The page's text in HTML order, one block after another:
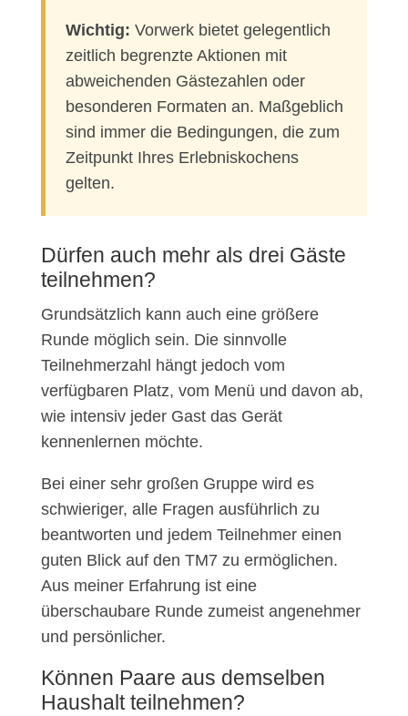
Wichtig: Vorwerk bietet gelegentlich
zeitlich begrenzte Aktionen mit
abweichenden Gästezahlen oder
besonderen Formaten an. Maßgeblich
sind immer die Bedingungen, die zum
Zeitpunkt Ihres Erlebniskochens
gelten.
Dürfen auch mehr als drei Gäste
teilnehmen?
Grundsätzlich kann auch eine größere
Runde möglich sein. Die sinnvolle
Teilnehmerzahl hängt jedoch vom
verfügbaren Platz, vom Menü und davon ab,
wie intensiv jeder Gast das Gerät
kennenlernen möchte.
Bei einer sehr großen Gruppe wird es
schwieriger, alle Fragen ausführlich zu
beantworten und jedem Teilnehmer einen
guten Blick auf den TM7 zu ermöglichen.
Aus meiner Erfahrung ist eine
überschaubare Runde zumeist angenehmer
und persönlicher.
Können Paare aus demselben
Haushalt teilnehmen?